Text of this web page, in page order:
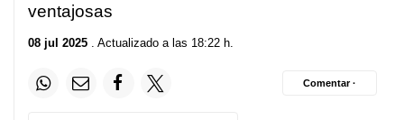
ventajosas
08 jul 2025 . Actualizado a las 18:22 h.
Comentar ·